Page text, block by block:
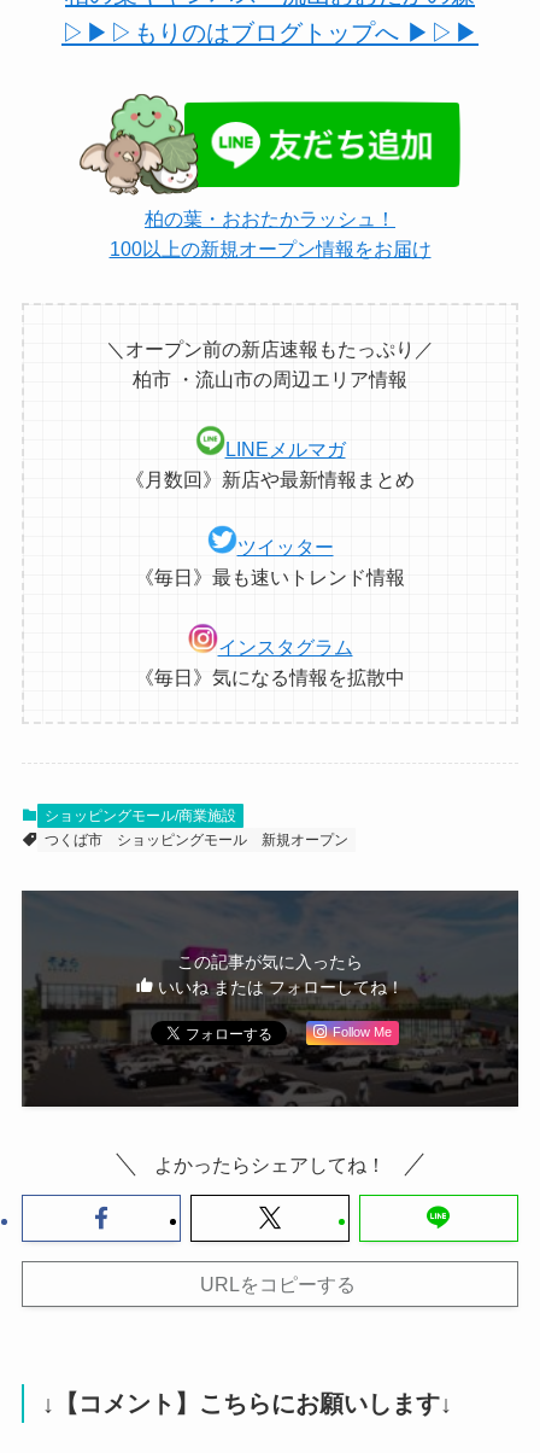
▷▶︎▷もりのはブログトップへ ▶︎▷▶︎
柏の葉・おおたかラッシュ！
100以上の新規オープン情報をお届け
＼オープン前の新店速報もたっぷり／
柏市 ・流山市の周辺エリア情報
LINEメルマガ
《月数回》新店や最新情報まとめ
ツイッター
《毎日》最も速いトレンド情報
インスタグラム
《毎日》気になる情報を拡散中
ショッピングモール/商業施設
つくば市
ショッピングモール 新規オープン
この記事が気に入ったら
いいね または フォローしてね！
Follow Me
よかったらシェアしてね！
URLをコピーする
↓【コメント】こちらにお願いします↓